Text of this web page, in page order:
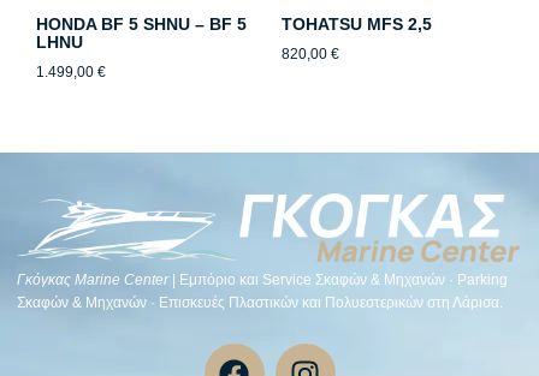
HONDA BF 5 SHNU – BF 5
LHNU
1.499,00 €
TOHATSU MFS 2,5
820,00 €
Γκόγκας Μarine Center| Εμπόριο και Service Σκαφών & Μηχανών · Parking
Σκαφών & Μηχανών · Επισκευές Πλαστικών και Πολυεστερικών στη Λάρισα.